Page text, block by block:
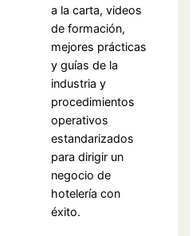
a la carta, videos
de formación,
mejores prácticas
y guías de la
industria y
procedimientos
operativos
estandarizados
para dirigir un
negocio de
hotelería con
éxito.